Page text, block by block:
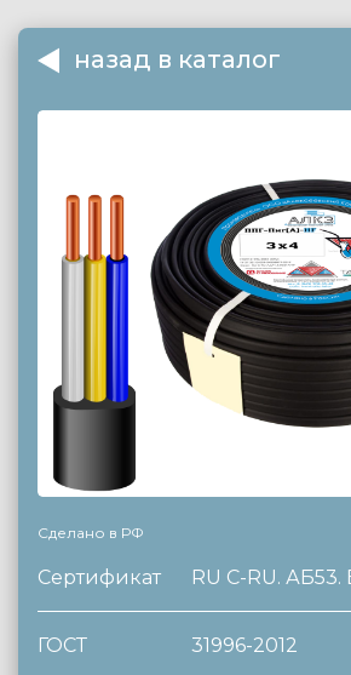
назад в каталог
Сделано в РФ
Сертификат RU C-RU. АБ53.
ГОСТ 31996-2012